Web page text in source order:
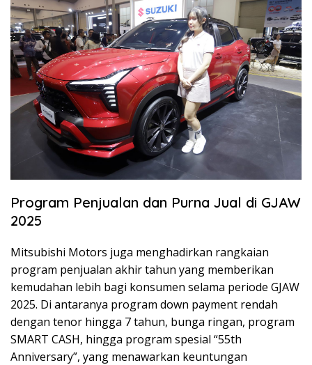
Program Penjualan dan Purna Jual di GJAW
2025
Mitsubishi Motors juga menghadirkan rangkaian
program penjualan akhir tahun yang memberikan
kemudahan lebih bagi konsumen selama periode GJAW
2025. Di antaranya program down payment rendah
dengan tenor hingga 7 tahun, bunga ringan, program
SMART CASH, hingga program spesial “55th
Anniversary”, yang menawarkan keuntungan